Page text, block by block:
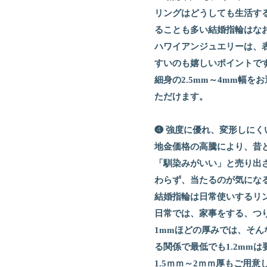
リングはどうしても生活
ることも多い結婚指輪はな
ハワイアンジュエリーは、
すいのも嬉しいポイントで
細身の2.5mm～4mm幅を
ただけます。
❹ 強度に優れ、変形しにく
地金価格の高騰により、昔
「馴染みがいい」と売り
わらず、当たるのが気にな
結婚指輪は日常使いするリ
日常では、家事をする、
1mmほどの厚みでは、そ
る関係で最低でも1.2mmは
1.5ｍｍ～2ｍｍ厚もご用意